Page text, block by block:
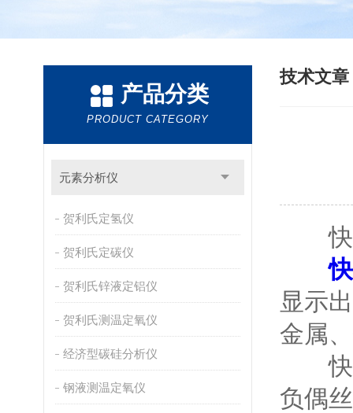
产品分类
PRODUCT CATEGORY
元素分析仪
贺利氏定氢仪
贺利氏定碳仪
贺利氏锌液定铝仪
贺利氏测温定氧仪
经济型碳硅分析仪
钢液测温定氧仪
技术文章
快速
显示
金属
快速
负偶